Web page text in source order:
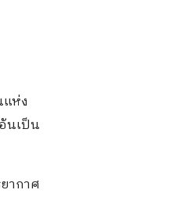
ห่ง
นเป็น
ากาศ